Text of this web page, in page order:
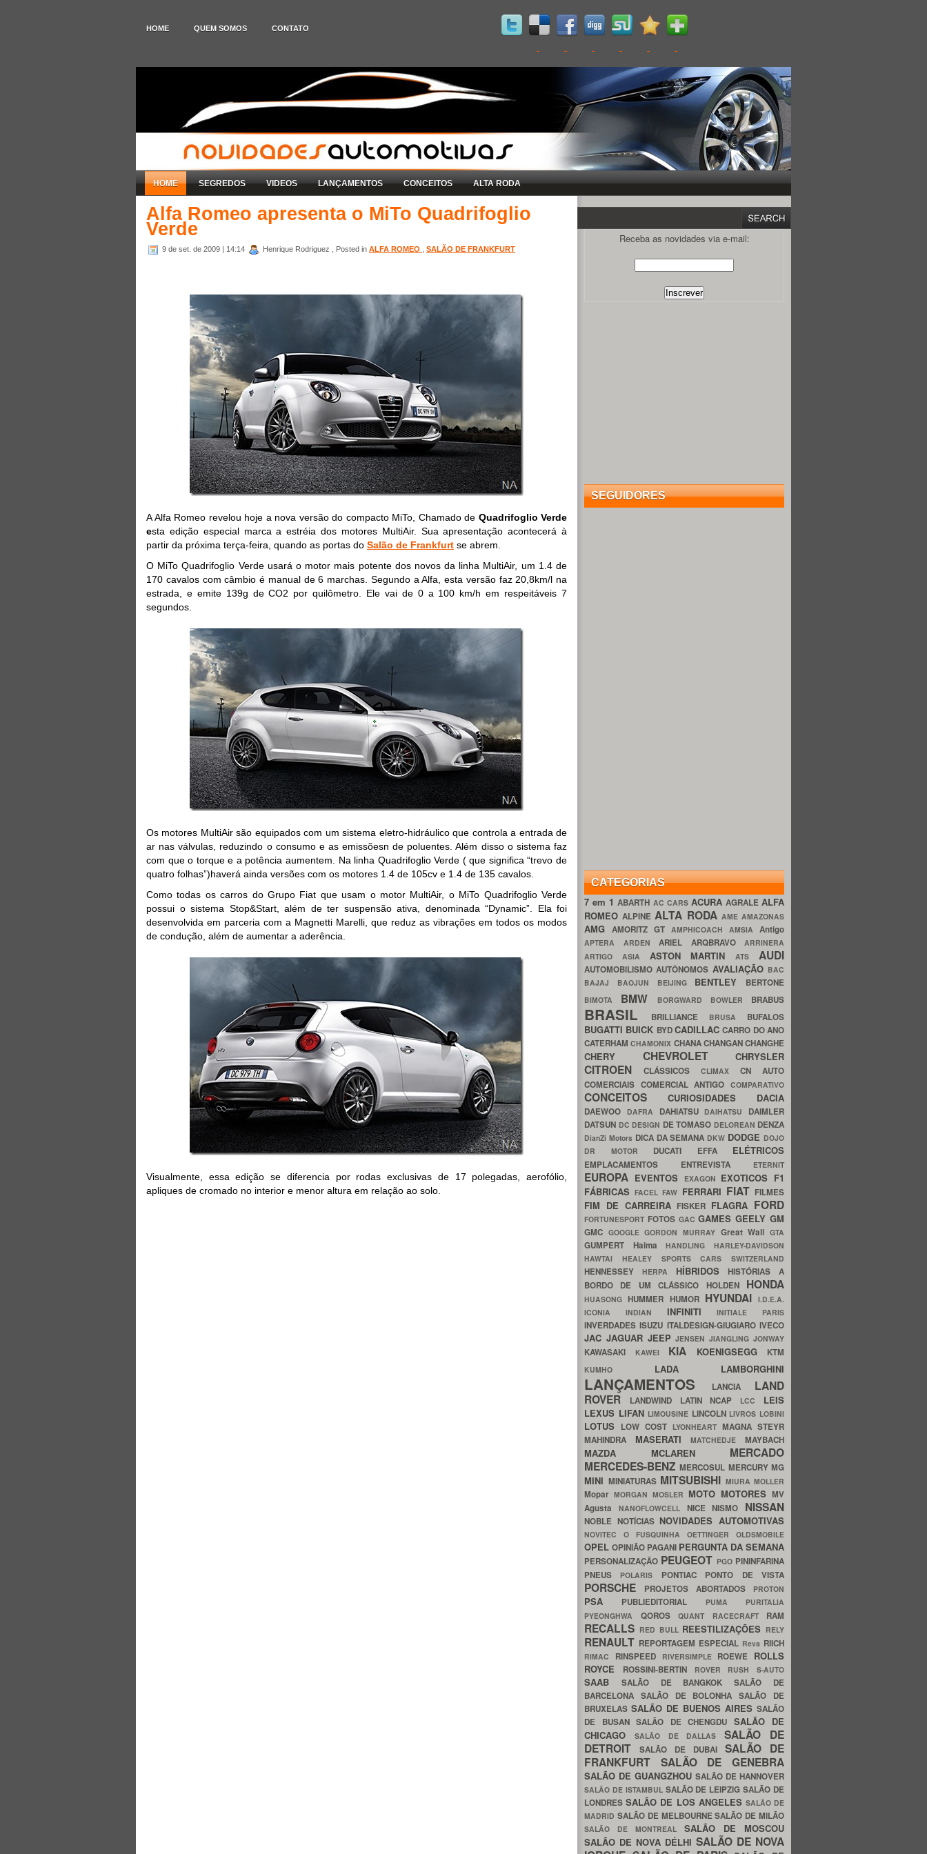
HOME QUEM SOMOS CONTATO
HOME SEGREDOS VIDEOS LANÇAMENTOS CONCEITOS ALTA RODA
Alfa Romeo apresenta o MiTo Quadrifoglio
Verde
9 de set. de 2009 | 14:14 Henrique Rodriguez , Posted in ALFA ROMEO SALÃO DE FRANKFURT
A Alfa Romeo revelou hoje a nova versão do compacto MiTo, Chamado de Quadrifoglio Verde
esta edição especial marca a estréia dos motores MultiAir. Sua apresentação acontecerá à
partir da próxima terça-feira, quando as portas do Salão de Frankfurt se abrem.
O MiTo Quadrifoglio Verde usará o motor mais potente dos novos da linha MultiAir, um 1.4 de
170 cavalos com câmbio é manual de 6 marchas. Segundo a Alfa, esta versão faz 20,8km/l na
estrada, e emite 139g de CO2 por quilômetro. Ele vai de 0 a 100 km/h em respeitáveis 7
segundos.
Os motores MultiAir são equipados com um sistema eletro-hidráulico que controla a entrada de
ar nas válvulas, reduzindo o consumo e as emissõesn de poluentes. Além disso o sistema faz
com que o torque e a potência aumentem. Na linha Quadrifoglio Verde ( que significa “trevo de
quatro folhas”)haverá ainda versões com os motores 1.4 de 105cv e 1.4 de 135 cavalos.
Como todas os carros do Grupo Fiat que usam o motor MultiAir, o MiTo Quadrifoglio Verde
possui o sistema Stop&Start, além de ter suspensão ativa, denominada “Dynamic”. Ela foi
desenvolvida em parceria com a Magnetti Marelli, que reduz as vibrações em todos os modos
de condução, além de aumentar a aderência.
Visualmente, essa edição se diferencia por rodas exclusivas de 17 polegadas, aerofólio,
apliques de cromado no interior e menor altura em relação ao solo.
Receba as novidades via e-mail:
SEGUIDORES
CATEGORIAS
7 em 1ABARTH AC CARS ACURA AGRALE ALFA
ROMEOALPINEALTA RODA AME AMAZONAS
AMG AMORITZ GT AMPHICOACH AMSIA Antigo
APTERA ARDEN ARIEL ARQBRAVO ARRINERA
ARTIGO ASIA ASTON MARTINATS AUDI
AUTOMOBILISMOAUTÔNOMOS AVALIAÇÃO BAC
BAJAJ BAOJUN BEIJING BENTLEY BERTONE
BIMOTA BMW BORGWARD BOWLER BRABUS
BRASIL BRILLIANCE BRUSA BUFALOS
BUGATTI BUICK BYDCADILLACCARRO DO ANO
CATERHAMCHAMONIX CHANACHANGANCHANGHE
CHERY CHEVROLET CHRYSLER
CITROEN CLÁSSICOS CLIMAX CN AUTO
COMERCIAIS COMERCIAL ANTIGOCOMPARATIVO
CONCEITOS CURIOSIDADES DACIA
DAEWOO DAFRA DAHIATSU DAIHATSU DAIMLER
DATSUN DC DESIGN DE TOMASO DELOREAN DENZA
DianZi Motors DICA DA SEMANA DKW DODGE DOJO
DR MOTOR DUCATI EFFA ELÉTRICOS
EMPLACAMENTOS ENTREVISTA ETERNIT
EUROPA EVENTOS EXAGON EXOTICOS F1
FÁBRICASFACELFAW FERRARI FIAT FILMES
FIM DE CARREIRA FISKER FLAGRA FORD
FORTUNESPORT FOTOS GACGAMESGEELYGM
GMC GOOGLEGORDON MURRAY Great WallGTA
GUMPERT HaimaHANDLINGHARLEY-DAVIDSON
HAWTAI HEALEY SPORTS CARS SWITZERLAND
HENNESSEY HERPA HÍBRIDOSHISTÓRIAS A
BORDO DE UM CLÁSSICO HOLDEN HONDA
HUASONGHUMMER HUMOR HYUNDAI I.D.E.A.
ICONIA INDIAN INFINITIINITIALE PARIS
INVERDADESISUZU ITALDESIGN-GIUGIAROIVECO
JAC JAGUAR JEEPJENSENJIANGLINGJONWAY
KAWASAKI KAWEI KIA KOENIGSEGG KTM
KUMHO LADA LAMBORGHINI
LANÇAMENTOS LANCIA LAND
ROVER
LANDWIND LATIN NCAP LCC LEIS
LEXUS LIFAN LIMOUSINE LINCOLN LIVROS LOBINI
LOTUS LOW COST LYONHEART MAGNA STEYR
MAHINDRA MASERATIMATCHEDJEMAYBACH
MAZDA MCLAREN MERCADO
MERCEDES-BENZMERCOSUL MERCURYMG
MINI MINIATURAS MITSUBISHI MIURA MOLLER
Mopar MORGAN MOSLER MOTO MOTORES MV
Agusta NANOFLOWCELL NICENISMO NISSAN
NOBLE NOTÍCIAS NOVIDADES AUTOMOTIVAS
NOVITEC O FUSQUINHA OETTINGER OLDSMOBILE
OPEL OPINIÃO PAGANI PERGUNTA DA SEMANA
PERSONALIZAÇÃO PEUGEOT PGO PININFARINA
PNEUS
POLARIS PONTIAC PONTO DE VISTA
PORSCHE PROJETOS ABORTADOS PROTON
PSA PUBLIEDITORIAL PUMA PURITALIA
PYEONGHWA QOROS QUANT RACECRAFT RAM
RECALLS RED BULL REESTILIZAÇÕES RELY
RENAULT REPORTAGEM ESPECIAL Reva RIICH
RIMAC RINSPEED RIVERSIMPLE ROEWE ROLLS
ROYCE
ROSSINI-BERTIN ROVER RUSH S-AUTO
SAAB SALÃO DE BANGKOKSALÃO DE
BARCELONA SALÃO DE BOLONHASALÃO DE
BRUXELAS SALÃO DE BUENOS AIRES SALÃO
DE BUSAN SALÃO DE CHENGDU SALÃO DE
CHICAGO
SALÃO DE DALLASSALÃO DE
DETROIT
SALÃO DE DUBAI SALÃO DE
FRANKFURT SALÃO DE GENEBRA
SALÃO DE GUANGZHOU SALÃO DE HANNOVER
SALÃO DE ISTAMBUL SALÃO DE LEIPZIGSALÃO DE
LONDRESSALÃO DE LOS ANGELES SALÃO DE
MADRID SALÃO DE MELBOURNESALÃO DE MILÃO
SALÃO DE MONTREAL SALÃO DE MOSCOU
SALÃO DE NOVA DÉLHI SALÃO DE NOVA